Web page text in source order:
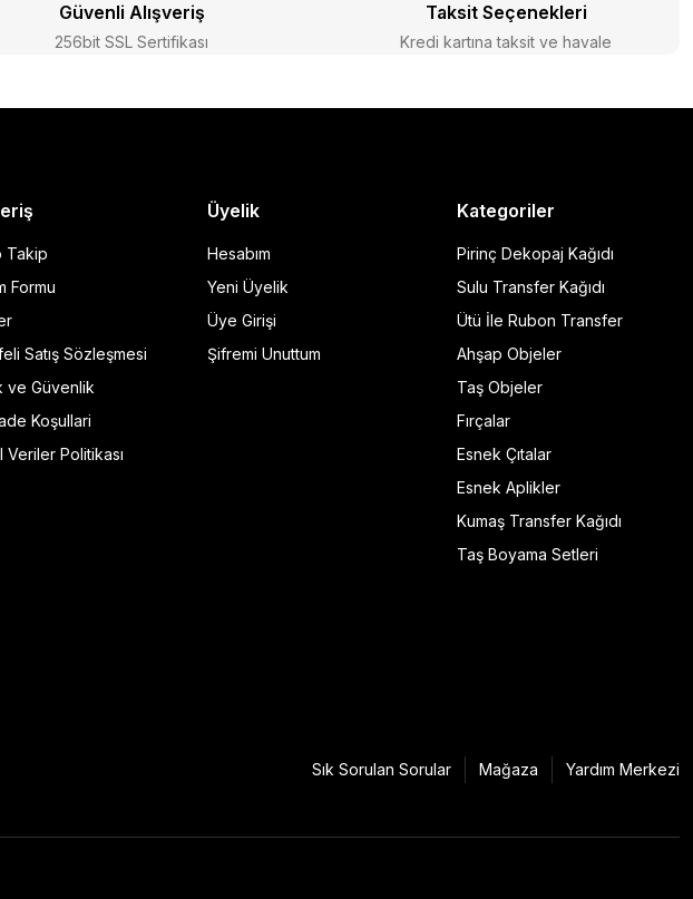
Güvenli Alışveriş
256bit SSL Sertifikası
Taksit Seçenekleri
Kredi kartına taksit ve havale
Takip
Formu
Satış Sözleşmesi
ve Güvenlik
Koşullari
Veriler Politikası
Üyelik
Hesabım
Yeni Üyelik
Üye Girişi
Şifremi Unuttum
Kategoriler
Pirinç Dekopaj Kağıdı
Sulu Transfer Kağıdı
Ütü İle Rubon Transfer
Ahşap Objeler
Taş Objeler
Fırçalar
Esnek Çıtalar
Esnek Aplikler
Kumaş Transfer Kağıdı
Taş Boyama Setleri
Sık Sorulan Sorular Mağaza Yardım Merkezi